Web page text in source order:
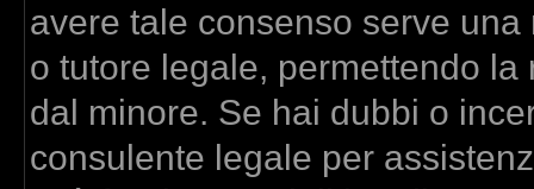
avere tale consenso serve
o tutore legale, permettendo
dal minore. Se hai dubbi o
consulente legale per